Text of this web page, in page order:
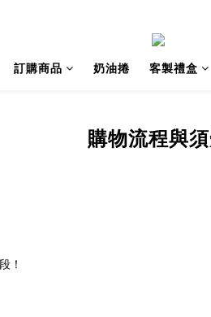
訂購商品 奶油捲 客製禮盒
購物流程與
！